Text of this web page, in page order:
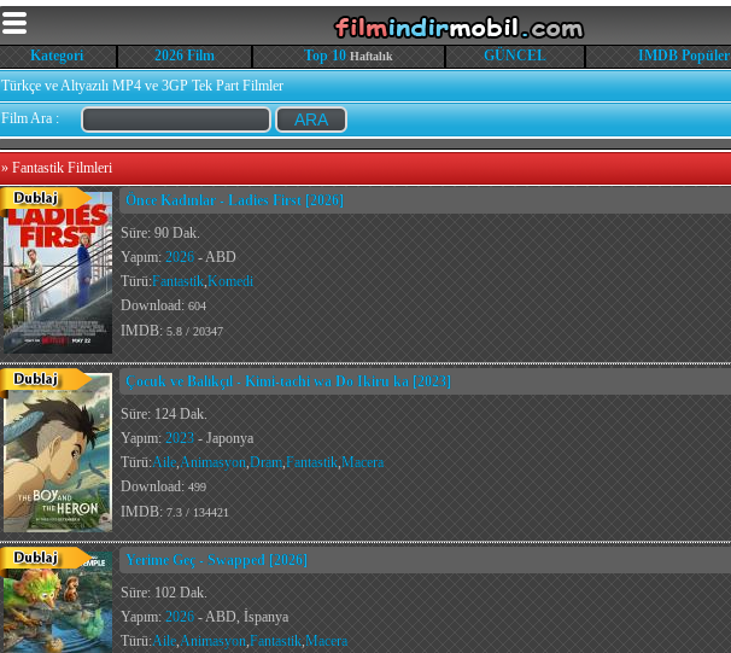
Kategori 2026 Film Top 10 Haftalık GÜNCEL IMDB Popüler
Türkçe ve Altyazılı MP4 ve 3GP Tek Part Filmler
Film Ara :
» Fantastik Filmleri
Önce Kadınlar - Ladies First [2026]
Süre: 90 Dak.
Yapım: 2026 - ABD
Türü:Fantastik,Komedi
Download: 604
IMDB: 5.8 / 20347
Çocuk ve Balıkçıl - Kimi-tachi wa Do Ikiru ka [2023]
Süre: 124 Dak.
Yapım: 2023 - Japonya
Türü:Aile,Animasyon,Dram,Fantastik,Macera
Download: 499
IMDB: 7.3 / 134421
Yerime Geç - Swapped [2026]
Süre: 102 Dak.
Yapım: 2026 - ABD, İspanya
Türü:Aile,Animasyon,Fantastik,Macera